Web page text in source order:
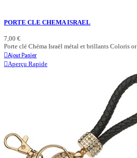
PORTE CLE CHEMA ISRAEL
7,00 €
Porte clé Chéma Israël métal et brillants Coloris or
Ajout Panier
Aperçu Rapide